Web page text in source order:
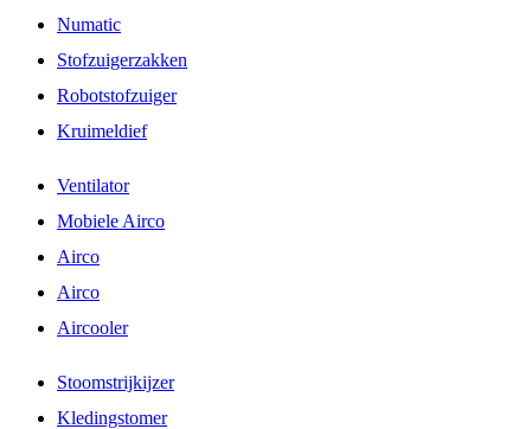
Numatic
Stofzuigerzakken
Robotstofzuiger
Kruimeldief
Ventilator
Mobiele Airco
Airco
Airco
Aircooler
Stoomstrijkijzer
Kledingstomer